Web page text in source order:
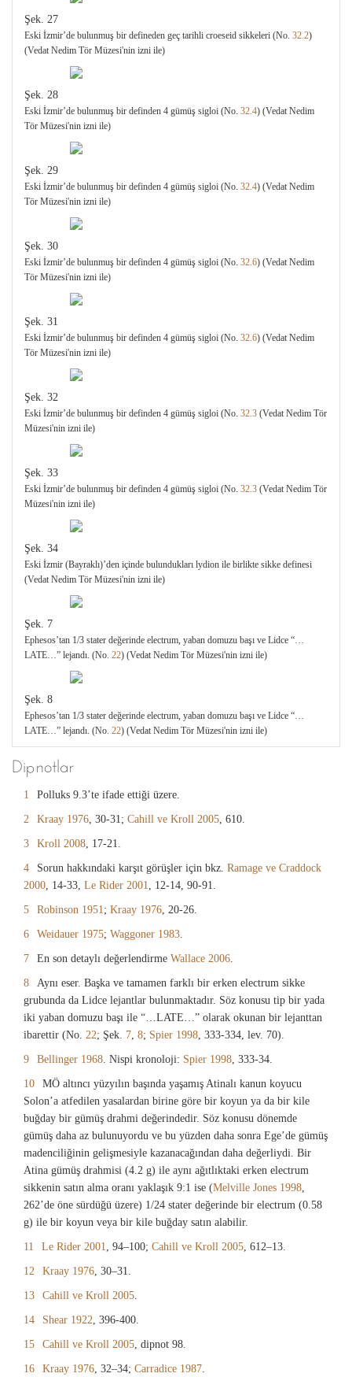
Şek. 27
Eski İzmir’de bulunmuş bir defineden geç tarihli croeseid sikkeleri (No. 32.2)
(Vedat Nedim Tör Müzesi'nin izni ile)
Şek. 28
Eski İzmir’de bulunmuş bir definden 4 gümüş sigloi (No. 32.4) (Vedat Nedim
Tör Müzesi'nin izni ile)
Şek. 29
Eski İzmir’de bulunmuş bir definden 4 gümüş sigloi (No. 32.4) (Vedat Nedim
Tör Müzesi'nin izni ile)
Şek. 30
Eski İzmir’de bulunmuş bir definden 4 gümüş sigloi (No. 32.6) (Vedat Nedim
Tör Müzesi'nin izni ile)
Şek. 31
Eski İzmir’de bulunmuş bir definden 4 gümüş sigloi (No. 32.6) (Vedat Nedim
Tör Müzesi'nin izni ile)
Şek. 32
Eski İzmir’de bulunmuş bir definden 4 gümüş sigloi (No. 32.3 (Vedat Nedim Tör
Müzesi'nin izni ile)
Şek. 33
Eski İzmir’de bulunmuş bir definden 4 gümüş sigloi (No. 32.3 (Vedat Nedim Tör
Müzesi'nin izni ile)
Şek. 34
Eski İzmir (Bayraklı)’den içinde bulundukları lydion ile birlikte sikke definesi
(Vedat Nedim Tör Müzesi'nin izni ile)
Şek. 7
Ephesos’tan 1/3 stater değerinde electrum, yaban domuzu başı ve Lidce “…
LATE…” lejandı. (No. 22) (Vedat Nedim Tör Müzesi'nin izni ile)
Şek. 8
Ephesos’tan 1/3 stater değerinde electrum, yaban domuzu başı ve Lidce “…
LATE…” lejandı. (No. 22) (Vedat Nedim Tör Müzesi'nin izni ile)
Dipnotlar
1 Polluks 9.3’te ifade ettiği üzere.
2 Kraay 1976, 30-31; Cahill ve Kroll 2005, 610.
3 Kroll 2008, 17-21.
4 Sorun hakkındaki karşıt görüşler için bkz. Ramage ve Craddock
2000, 14-33, Le Rider 2001, 12-14, 90-91.
5 Robinson 1951; Kraay 1976, 20-26.
6 Weidauer 1975; Waggoner 1983.
7 En son detaylı değerlendirme Wallace 2006.
8
Aynı eser. Başka ve tamamen farklı bir erken electrum sikke
grubunda da Lidce lejantlar bulunmaktadır. Söz konusu tip bir yada
iki yaban domuzu başı ile “…LATE…” olarak okunan bir lejanttan
ibarettir (No. 22; Şek. 7, 8; Spier 1998, 333-334, lev. 70).
9 Bellinger 1968. Nispi kronoloji: Spier 1998, 333-34.
10
MÖ altıncı yüzyılın başında yaşamış Atinalı kanun koyucu
Solon’a atfedilen yasalardan birine göre bir koyun ya da bir kile
buğday bir gümüş drahmi değerindedir. Söz konusu dönemde
gümüş daha az bulunuyordu ve bu yüzden daha sonra Ege’de gümüş
madenciliğinin gelişmesiyle kazanacağından daha değerliydi. Bir
Atina gümüş drahmisi (4.2 g) ile aynı ağıtlıktaki erken electrum
sikkenin satın alma oranı yaklaşık 9:1 ise (Melville Jones 1998,
262’de öne sürdüğü üzere) 1/24 stater değerinde bir electrum (0.58
g) ile bir koyun veya bir kile buğday satın alabilir.
11 Le Rider 2001, 94–100; Cahill ve Kroll 2005, 612–13.
12 Kraay 1976, 30–31.
13 Cahill ve Kroll 2005.
14 Shear 1922, 396-400.
15 Cahill ve Kroll 2005, dipnot 98.
16 Kraay 1976, 32–34; Carradice 1987.